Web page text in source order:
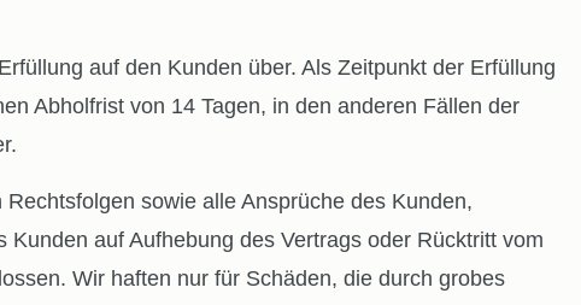
auf den Kunden über. Als Zeitpunkt der Erfüllung
Abholfrist von 14 Tagen, in den anderen Fällen der
sowie alle Ansprüche des Kunden,
auf Aufhebung des Vertrags oder Rücktritt vom
Wir haften nur für Schäden, die durch grobes